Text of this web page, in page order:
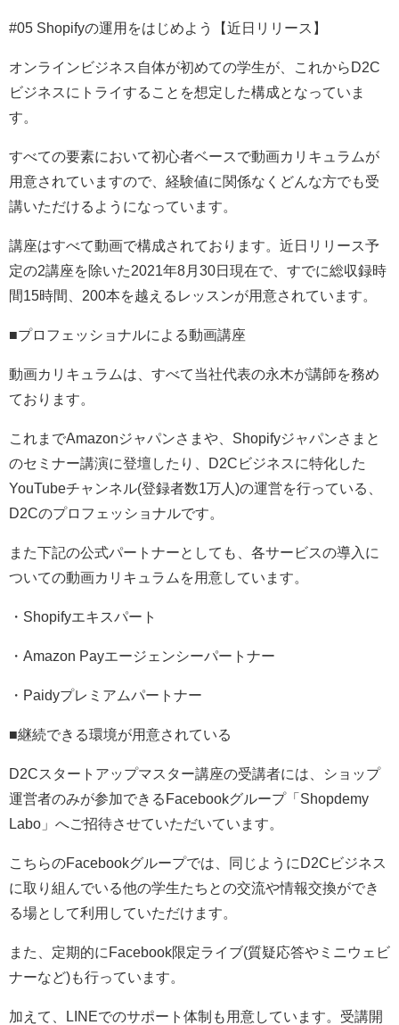
#05 Shopifyの運用をはじめよう【近日リリース】
オンラインビジネス自体が初めての学生が、これからD2C
ビジネスにトライすることを想定した構成となっていま
す。
すべての要素において初心者ベースで動画カリキュラムが
用意されていますので、経験値に関係なくどんな方でも受
講いただけるようになっています。
講座はすべて動画で構成されております。近日リリース予
定の2講座を除いた2021年8月30日現在で、すでに総収録時
間15時間、200本を越えるレッスンが用意されています。
■プロフェッショナルによる動画講座
動画カリキュラムは、すべて当社代表の永木が講師を務め
ております。
これまでAmazonジャパンさまや、Shopifyジャパンさまと
のセミナー講演に登壇したり、D2Cビジネスに特化した
YouTubeチャンネル(登録者数1万人)の運営を行っている、
D2Cのプロフェッショナルです。
また下記の公式パートナーとしても、各サービスの導入に
ついての動画カリキュラムを用意しています。
・Shopifyエキスパート
・Amazon Payエージェンシーパートナー
・Paidyプレミアムパートナー
■継続できる環境が用意されている
D2Cスタートアップマスター講座の受講者には、ショップ
運営者のみが参加できるFacebookグループ「Shopdemy
Labo」へご招待させていただいています。
こちらのFacebookグループでは、同じようにD2Cビジネス
に取り組んでいる他の学生たちとの交流や情報交換ができ
る場として利用していただけます。
また、定期的にFacebook限定ライブ(質疑応答やミニウェビ
ナーなど)も行っています。
加えて、LINEでのサポート体制も用意しています。受講開